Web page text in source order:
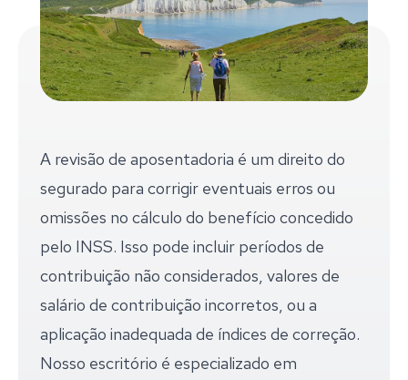
A revisão de aposentadoria é um direito do
segurado para corrigir eventuais erros ou
omissões no cálculo do benefício concedido
pelo INSS. Isso pode incluir períodos de
contribuição não considerados, valores de
salário de contribuição incorretos, ou a
aplicação inadequada de índices de correção.
Nosso escritório é especializado em